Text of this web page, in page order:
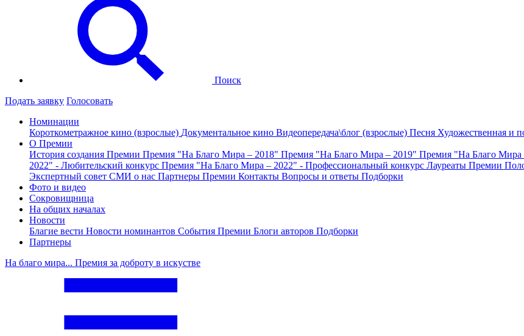
Поиск
Подать заявку Голосовать
Номинации
Короткометражное кино (взрослые) Документальное кино Видеопередача\блог (взрослые) Песня Художественная и
О Премии
История создания Премии Премия "На Благо Мира – 2018" Премия "На Благо Мира – 2019" Премия "На Благо Мира
2022" - Любительский конкурс Премия "На Благо Мира – 2022" - Профессиональный конкурс Лауреаты Премии
Экспертный совет СМИ о нас Партнеры Премии Контакты Вопросы и ответы Подборки
Фото и видео
Сокровищница
На общих началах
Новости
Благие вести Новости номинантов События Премии Блоги авторов Подборки
Партнеры
На благо мира... Премия за доброту в искустве